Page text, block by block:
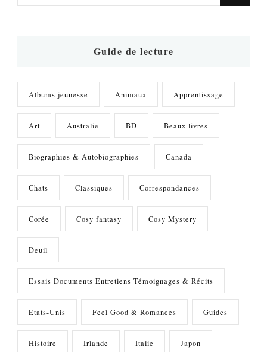
Guide de lecture
Albums jeunesse Animaux Apprentissage
Art Australie BD Beaux livres
Biographies & Autobiographies Canada
Chats Classiques Correspondances
Corée Cosy fantasy Cosy Mystery
Deuil
Essais Documents Entretiens Témoignages & Récits
Etats-Unis Feel Good & Romances Guides
Histoire Irlande Italie Japon